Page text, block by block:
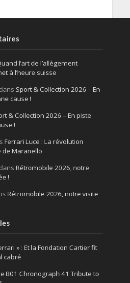
l’art de l’allègement
à l’heure suisse
dans Sport & Collection 2026 – En
cause !
& Collection 2026 – En piste
!
Ferrari Luce : La révolution
de Maranello
dans Rétromobile 2026, notre
!
Rétromobile 2026, notre visite
» : Et la Fondation Cartier fit
cabré
B01 Chronograph 41 Tribute to